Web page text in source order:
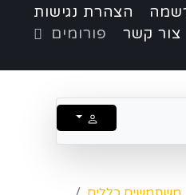
הצהרת נגישות
צור קשר
פורומים